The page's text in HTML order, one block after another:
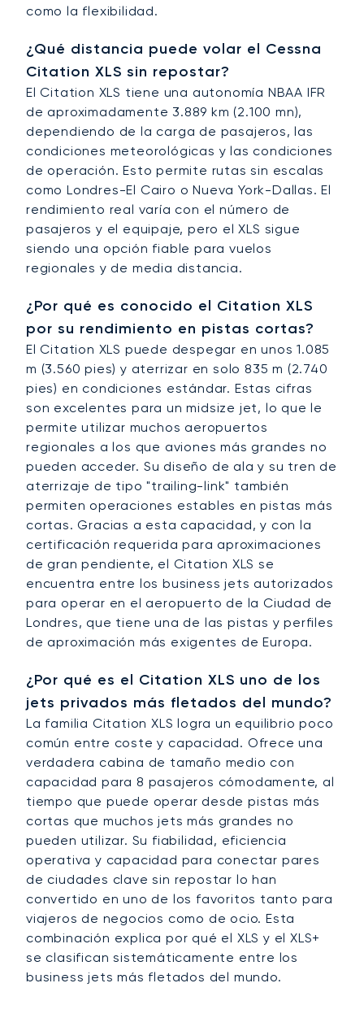
como la flexibilidad.
¿Qué distancia puede volar el Cessna
Citation XLS sin repostar?
El Citation XLS tiene una autonomía NBAA IFR
de aproximadamente 3.889 km (2.100 mn),
dependiendo de la carga de pasajeros, las
condiciones meteorológicas y las condiciones
de operación. Esto permite rutas sin escalas
como Londres-El Cairo o Nueva York-Dallas. El
rendimiento real varía con el número de
pasajeros y el equipaje, pero el XLS sigue
siendo una opción fiable para vuelos
regionales y de media distancia.
¿Por qué es conocido el Citation XLS
por su rendimiento en pistas cortas?
El Citation XLS puede despegar en unos 1.085
m (3.560 pies) y aterrizar en solo 835 m (2.740
pies) en condiciones estándar. Estas cifras
son excelentes para un midsize jet, lo que le
permite utilizar muchos aeropuertos
regionales a los que aviones más grandes no
pueden acceder. Su diseño de ala y su tren de
aterrizaje de tipo "trailing-link" también
permiten operaciones estables en pistas más
cortas. Gracias a esta capacidad, y con la
certificación requerida para aproximaciones
de gran pendiente, el Citation XLS se
encuentra entre los business jets autorizados
para operar en el aeropuerto de la Ciudad de
Londres, que tiene una de las pistas y perfiles
de aproximación más exigentes de Europa.
¿Por qué es el Citation XLS uno de los
jets privados más fletados del mundo?
La familia Citation XLS logra un equilibrio poco
común entre coste y capacidad. Ofrece una
verdadera cabina de tamaño medio con
capacidad para 8 pasajeros cómodamente, al
tiempo que puede operar desde pistas más
cortas que muchos jets más grandes no
pueden utilizar. Su fiabilidad, eficiencia
operativa y capacidad para conectar pares
de ciudades clave sin repostar lo han
convertido en uno de los favoritos tanto para
viajeros de negocios como de ocio. Esta
combinación explica por qué el XLS y el XLS+
se clasifican sistemáticamente entre los
business jets más fletados del mundo.